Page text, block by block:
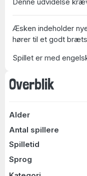
Overblik
Alder
Antal spillere
Spilletid
Sprog
Æsken indeholder
hører til et godt
Spillet er med